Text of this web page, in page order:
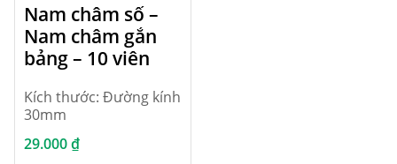
Nam châm số –
Nam châm gắn
bảng – 10 viên
Kích thước: Đường kính
30mm
29.000₫